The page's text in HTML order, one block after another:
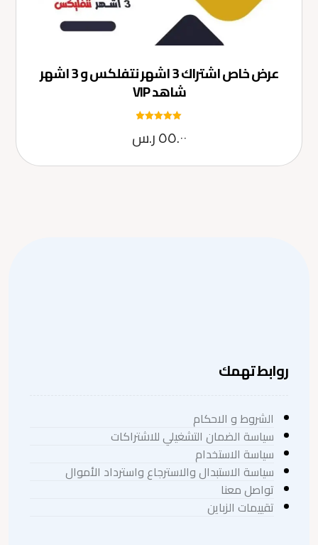
عرض خاص اشتراك 3 اشهر نتفلكس و 3 اشهر
شاهد VIP
5.00
من 5 ٥٥.٠٠ر.س
روابط تهمك
الشروط و الاحكام
سياسة الضمان التشغيلي للاشتراكات
سياسة الاستخدام
سياسة الاستبدال والاسترجاع واسترداد الأموال
تواصل معنا
تقييمات الزباين